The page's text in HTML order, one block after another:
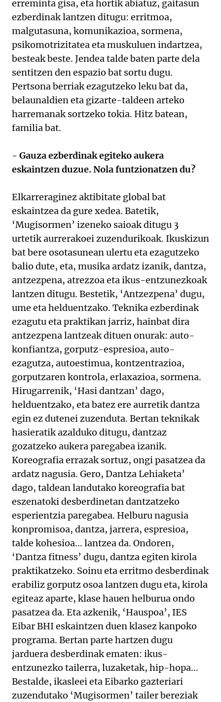
erreminta gisa, eta hortik abiatuz, gaitasun
ezberdinak lantzen ditugu: erritmoa,
malgutasuna, komunikazioa, sormena,
psikomotrizitatea eta muskuluen indartzea,
besteak beste. Jendea talde baten parte dela
sentitzen den espazio bat sortu dugu.
Pertsona berriak ezagutzeko leku bat da,
belaunaldien eta gizarte-taldeen arteko
harremanak sortzeko tokia. Hitz batean,
familia bat.
- Gauza ezberdinak egiteko aukera
eskaintzen duzue. Nola funtzionatzen du?
Elkarreraginez aktibitate global bat
eskaintzea da gure xedea. Batetik,
‘Mugisormen’ izeneko saioak ditugu 3
urtetik aurrerakoei zuzendurikoak. Ikuskizun
bat bere osotasunean ulertu eta ezagutzeko
balio dute, eta, musika ardatz izanik, dantza,
antzezpena, atrezzoa eta ikus-entzunezkoak
lantzen ditugu. Bestetik, ‘Antzezpena’ dugu,
ume eta helduentzako. Teknika ezberdinak
ezagutu eta praktikan jarriz, hainbat dira
antzezpena lantzeak dituen onurak: auto-
konfiantza, gorputz-espresioa, auto-
ezagutza, autoestimua, kontzentrazioa,
gorputzaren kontrola, erlaxazioa, sormena.
Hirugarrenik, ‘Hasi dantzan’ dago,
helduentzako, eta batez ere aurretik dantza
egin ez dutenei zuzenduta. Bertan teknikak
hasieratik azalduko ditugu, dantzaz
gozatzeko aukera paregabea izanik.
Koreografia errazak sortuz, ongi pasatzea da
ardatz nagusia. Gero, Dantza Lehiaketa’
dago, taldean landutako koreografia bat
eszenatoki desberdinetan dantzatzeko
esperientzia paregabea. Helburu nagusia
konpromisoa, dantza, jarrera, espresioa,
talde kohesioa... lantzea da. Ondoren,
‘Dantza fitness’ dugu, dantza egiten kirola
praktikatzeko. Soinu eta erritmo desberdinak
erabiliz gorputz osoa lantzen dugu eta, kirola
egiteaz aparte, klase hauen helburua ondo
pasatzea da. Eta azkenik, ‘Hauspoa’, IES
Eibar BHI eskaintzen duen klasez kanpoko
programa. Bertan parte hartzen dugu
jarduera desberdinak ematen: ikus-
entzunezko tailerra, luzaketak, hip-hopa...
Bestalde, ikasleei eta Eibarko gazteriari
zuzendutako ‘Mugisormen’ tailer bereziak